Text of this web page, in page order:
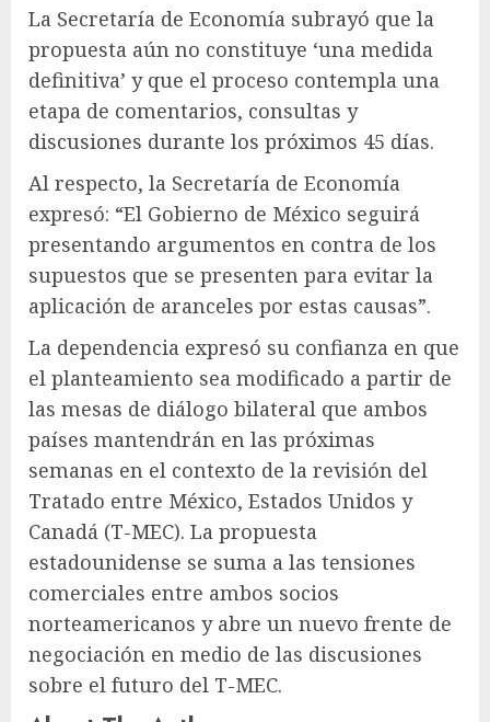
La Secretaría de Economía subrayó que la
propuesta aún no constituye ‘una medida
definitiva’ y que el proceso contempla una
etapa de comentarios, consultas y
discusiones durante los próximos 45 días.
Al respecto, la Secretaría de Economía
expresó: “El Gobierno de México seguirá
presentando argumentos en contra de los
supuestos que se presenten para evitar la
aplicación de aranceles por estas causas”.
La dependencia expresó su confianza en que
el planteamiento sea modificado a partir de
las mesas de diálogo bilateral que ambos
países mantendrán en las próximas
semanas en el contexto de la revisión del
Tratado entre México, Estados Unidos y
Canadá (T-MEC). La propuesta
estadounidense se suma a las tensiones
comerciales entre ambos socios
norteamericanos y abre un nuevo frente de
negociación en medio de las discusiones
sobre el futuro del T-MEC.